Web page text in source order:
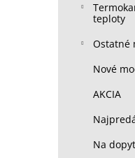
teploty
Ostatné
Nové
AKCIA
Na dopyt